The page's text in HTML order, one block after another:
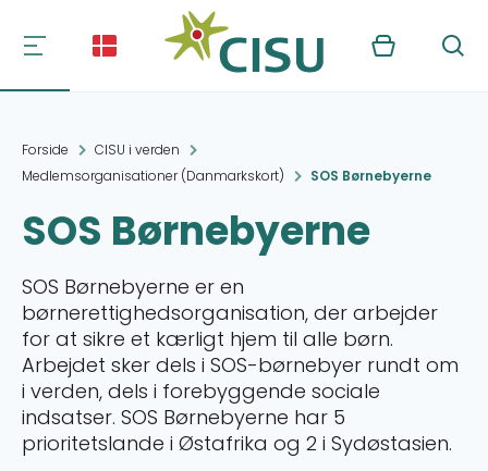
Kurv Søg
Forside
CISU i verden
Medlemsorganisationer (Danmarkskort)
SOS Børnebyerne
SOS Børnebyerne
SOS Børnebyerne er en
børnerettighedsorganisation, der arbejder
for at sikre et kærligt hjem til alle børn.
Arbejdet sker dels i SOS-børnebyer rundt om
i verden, dels i forebyggende sociale
indsatser. SOS Børnebyerne har 5
prioritetslande i Østafrika og 2 i Sydøstasien.